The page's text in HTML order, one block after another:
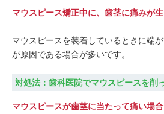
マウスピース矯正中に、歯茎に痛みが生
マウスピースを装着しているときに端
が原因である場合が多いです。
対処法：歯科医院でマウスピースを削
マウスピースが歯茎に当たって痛い場